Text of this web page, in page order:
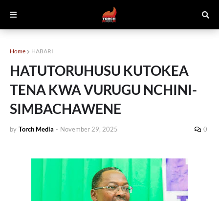
Home HABARI
HATUTORUHUSU KUTOKEA
TENA KWA VURUGU NCHINI-
SIMBACHAWENE
by Torch Media - November 29, 2025 0